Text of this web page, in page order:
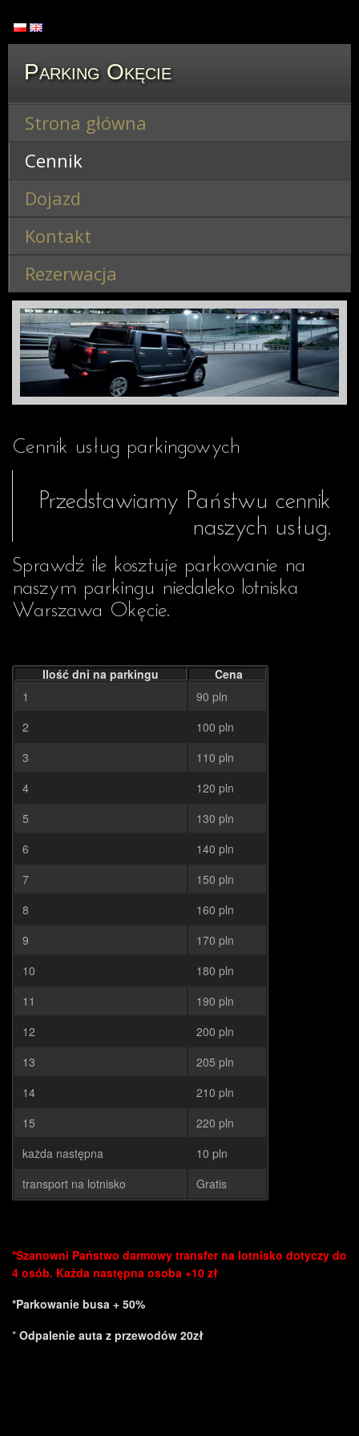
Parking Okęcie
Strona główna
Cennik
Dojazd
Kontakt
Rezerwacja
Cennik usług parkingowych
Przedstawiamy Państwu cennik
naszych usług.
Sprawdź ile kosztuje parkowanie na
naszym parkingu niedaleko lotniska
Warszawa Okęcie.
Ilość dni na parkingu
Cena
1
90 pln
2
100 pln
3
110 pln
4
120 pln
5
130 pln
6
140 pln
7
150 pln
8
160 pln
9
170 pln
10
180 pln
11
190 pln
12
200 pln
13
205 pln
14
210 pln
15
220 pln
każda następna
10 pln
transport na lotnisko
Gratis
*Szanowni Państwo darmowy transfer na lotnisko dotyczy do
4 osób. Każda następna osoba +10 zł
*Parkowanie busa + 50%
* Odpalenie auta z przewodów 20zł